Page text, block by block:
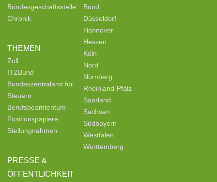
Bundesgeschäftsstelle
Chronik
THEMEN
Zoll
ITZBund
Bundeszentralamt für
Steuern
Berufsbeamtentum
Positionspapiere
Stellungnahmen
PRESSE &
ÖFFENTLICHKEIT
Bund
Düsseldorf
Hannover
Hessen
Köln
Nord
Nürnberg
Rheinland-Pfalz
Saarland
Sachsen
Südbayern
Westfalen
Württemberg